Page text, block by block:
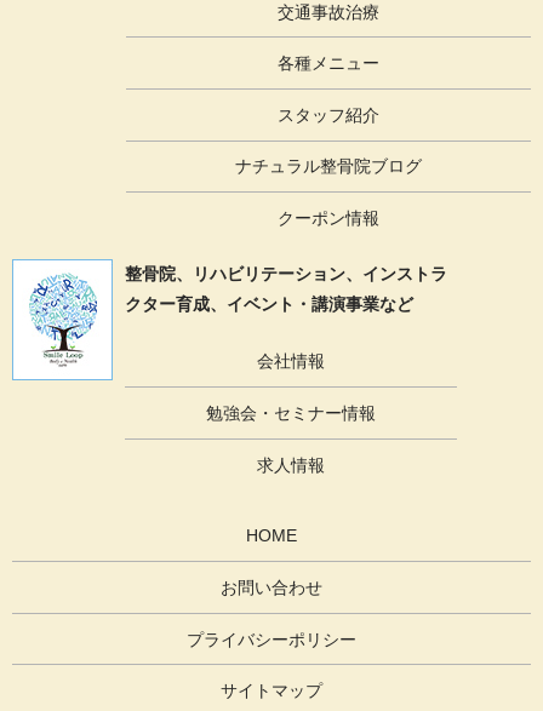
交通事故治療
各種メニュー
スタッフ紹介
ナチュラル整骨院ブログ
クーポン情報
整骨院、リハビリテーション、 インストラ
クター育成、イベント・講演事業など
会社情報
勉強会・セミナー情報
求人情報
HOME
お問い合わせ
プライバシーポリシー
サイトマップ